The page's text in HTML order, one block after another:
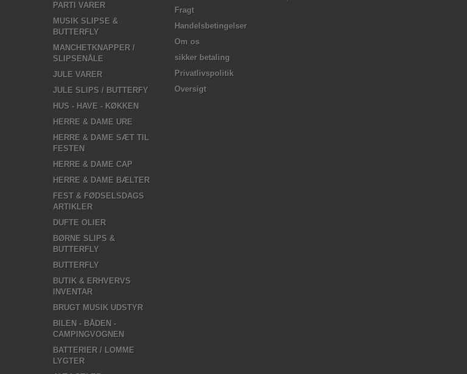
PARTI VARER
MUSIK SLIPSE &
BUTTERFLY
MANCHETKNAPPER /
SLIPSENÅLE
JULE VARER
JULE SLIPS / BUTTERFY
HUS - HAVE - KØKKEN
HERRE & DAME URE
HERRE & DAME SÆT TIL
FESTEN
HERRE & DAME CAP
HERRE & DAME BÆLTER
FEST & FØDSELSDAGS
ARTIKLER
DUFTE OLIER
BØRNE SLIPS &
BUTTERFLY
BUTTERFLY
BUTIK & ERHVERVS
INVENTAR
BRUGT MUSIK UDSTYR
BILEN - BÅDEN -
CAMPINGVOGNEN
BATTERIER / LOMME
LYGTER
Fragt
Handelsbetingelser
Om os
sikker betaling
Privatlivspolitik
Oversigt